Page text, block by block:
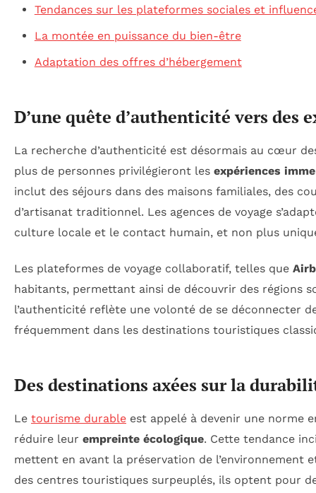
Tendances sur les plateformes sociales et
La montée en puissance du bien-être
Adaptation des offres d’hébergement
D’une quête d’authenticité vers des
La recherche d’authenticité est désormais au cœur
plus de personnes privilégieront les expériences
inclut des séjours dans des maisons familiales, des
d’artisanat traditionnel. Les agences de voyage
culture locale et le contact humain, et non plus
Les plateformes de voyage collaboratif, telles que
habitants, permettant ainsi de découvrir des régions
l’authenticité reflète une volonté de se déconnecter
fréquemment dans les destinations touristiques
Des destinations axées sur la
Le tourisme durable est appelé à devenir une norme
réduire leur empreinte écologique. Cette tendance
mettent en avant la préservation de l’environnement
des centres touristiques surpeuplés, ils optent pour